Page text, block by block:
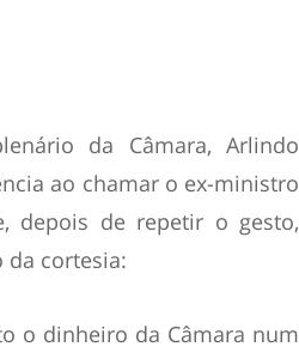
da Câmara, Arlindo
ao chamar o ex-ministro
depois de repetir o gesto,
da cortesia:
o dinheiro da Câmara num